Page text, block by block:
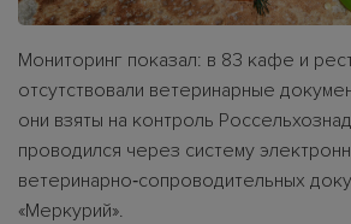
Мониторинг показал: в 83 кафе и
отсутствовали ветеринарные
они взяты на контроль
проводился через систему
ветеринарно‑сопроводительных
«Меркурий».